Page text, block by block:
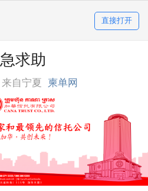
直接打开
求助
来自宁夏 柬单网